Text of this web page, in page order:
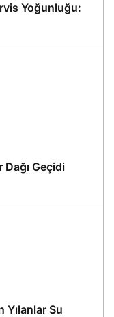
Yoğunluğu:
Geçidi
Yılanlar Su